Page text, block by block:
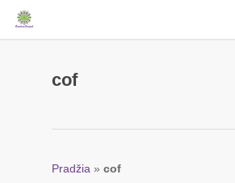
Skip
cof
Pradžia » cof